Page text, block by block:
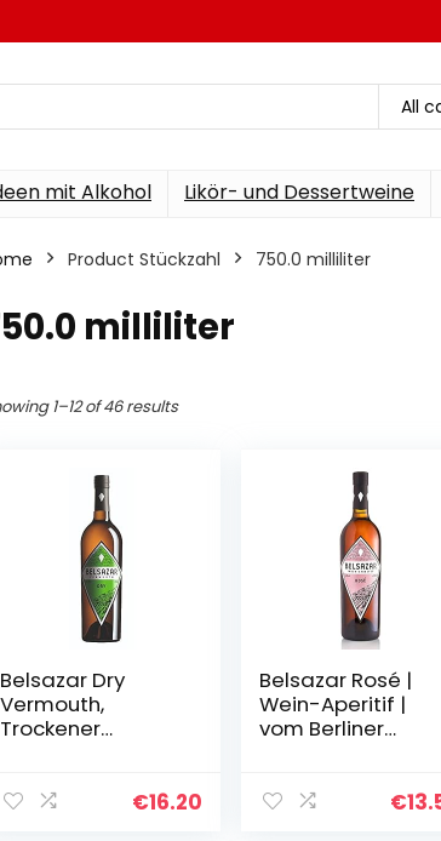
All
mit Alkohol Likör- und Dessertweine
Product Stückzahl ‎750.0 milliliter
milliliter
1–12 of 46 results
Belsazar Dry
Vermouth,
Trockener
Aperitif (1 x 0,75 l)
€16.20
Belsazar Rosé |
Wein-Aperitif |
vom Berliner
gefertigt im
€